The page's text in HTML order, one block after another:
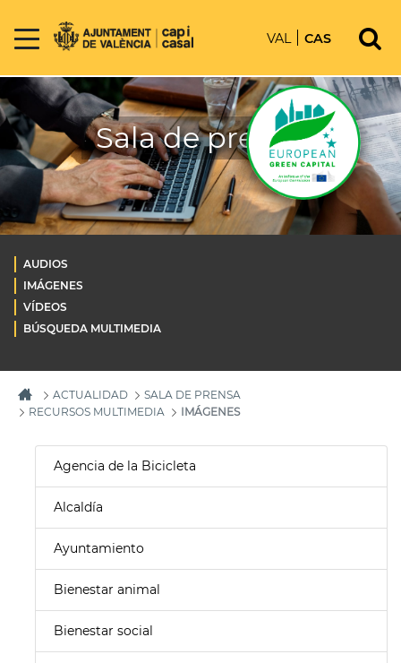
VAL CAS
Sala de prensa
AUDIOS
IMÁGENES
VÍDEOS
BÚSQUEDA MULTIMEDIA
ACTUALIDAD
SALA DE PRENSA
RECURSOS MULTIMEDIA
IMÁGENES
Agencia de la Bicicleta
Alcaldía
Ayuntamiento
Bienestar animal
Bienestar social